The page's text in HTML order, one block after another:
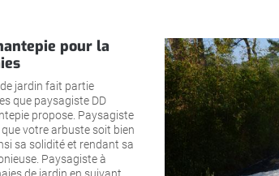
pour la
jardin fait partie
que paysagiste DD
propose. Paysagiste
que votre arbuste soit bien
sa solidité et rendant sa
Paysagiste à